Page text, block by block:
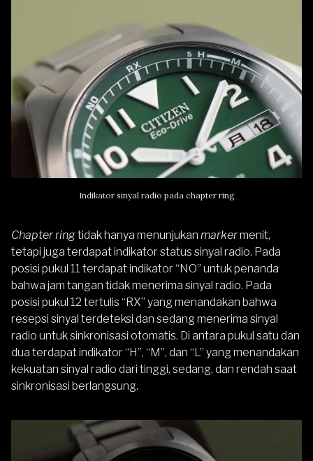
Indikator sinyal radio pada chapter ring
Chapter ringtidak hanya menunjukan markermenit,
tetapi juga terdapat indikator status sinyal radio. Pada
posisi pukul 11 terdapat indikator “NO” untuk penanda
bahwa jam tangan tidak menerima sinyal radio. Pada
posisi pukul 12 tertulis “RX” yang menandakan bahwa
resepsi sinyal terdeteksi dan sedang menerima sinyal
radio untuk sinkronisasi otomatis. Di antara pukul satu dan
dua terdapat indikator “H”, “M”, dan “L” yang menandakan
kekuatan sinyal radio dari tinggi, sedang, dan rendah saat
sinkronisasi berlangsung.